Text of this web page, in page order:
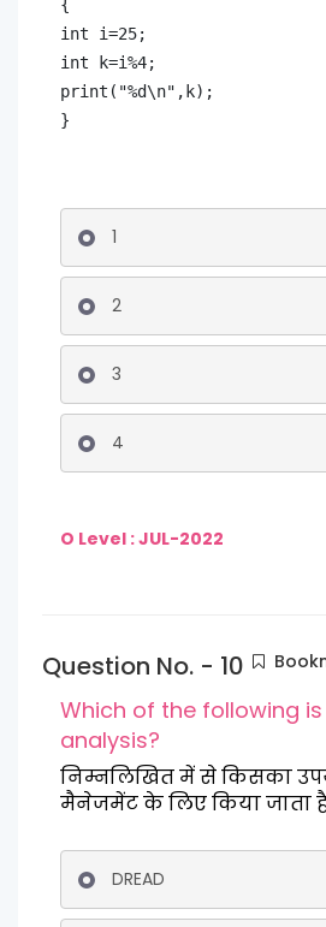
}
1
2
3
4
O Level : JUL-2022
Question No. - 10
Which of the following
analysis?
निम्नलिखित में से किसका
मैनेजमेंट के लिए किया जाता
DREAD